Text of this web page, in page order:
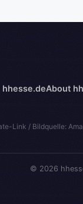
hhesse.deAbout
Link / Bildquelle:
© 2026